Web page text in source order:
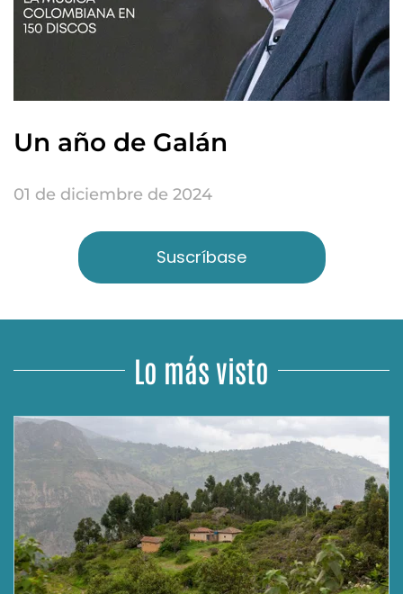
Un año de Galán
01 de diciembre de 2024
Suscríbase
Lo más visto